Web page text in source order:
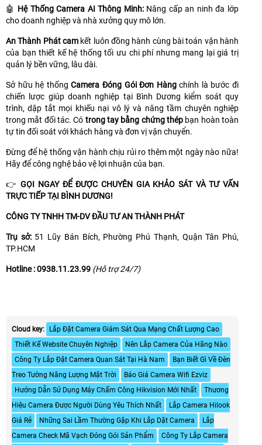
🤖 Hệ Thống Camera AI Thông Minh:Nâng cấp an ninh đa lớp
cho doanh nghiệp và nhà xưởng quy mô lớn.
An Thành Phát cam kết luôn đồng hành cùng bài toán vận hành
của bạn thiết kế hệ thống tối ưu chi phí nhưng mang lại giá trị
quản lý bền vững, lâu dài.
Sở hữu hệ thốngCamera Đóng Gói Đơn Hàngchính là bước đi
chiến lược giúp doanh nghiệp tại Bình Dương kiểm soát quy
trình, dập tắt mọi khiếu nại vô lý và nâng tầm chuyên nghiệp
trong mắt đối tác. Có trong tay bằng chứng thép bạn hoàn toàn
tự tin đối soát với khách hàng và đơn vị vận chuyển.
Đừng để hệ thống vận hành chịu rủi ro thêm một ngày nào nữa!
Hãy để công nghệ bảo vệ lợi nhuận của bạn.
👉GỌI NGAY ĐỂ ĐƯỢC CHUYÊN GIA KHẢO SÁT VÀ TƯ VẤN
TRỰC TIẾP TẠI BÌNH DƯƠNG!
CÔNG TY TNHH TM-DV ĐẦU TƯ AN THÀNH PHÁT
Trụ sở:51 Lũy Bán Bích, Phường Phú Thạnh, Quận Tân Phú,
TP.HCM
Hotline :0938.11.23.99 (Hỗ trợ 24/7)
Cloud key:
Lắp Đặt Camera Giám Sát Qua Mạng Chất Lượng Cao
Thiết Kế Website Chuyên Nghiệp
Nên Lắp Camera Của Hãng Nào
Công Ty Lắp Đặt Camera Quan Sát Tại Hà Nam
Bạn Biết Gì Về Đèn
Treo Tường Năng Lượng Mặt Trời
Báo Giá Camera Wifi Ezviz
Hướng Dẫn Sử Dụng Máy Chấm Công Hikvision Mới Nhất
Thương
Hiệu Camera Được Người Dùng Yêu Thích Nhất
Lắp Camera Hilook
Giá Rẻ
Những Sai Lầm Thường Gặp Khi Lắp Dặt Camera
Lắp
Camera Check Mã Vạch Đóng Gói Sản Phẩm
Công Ty Lắp Camera